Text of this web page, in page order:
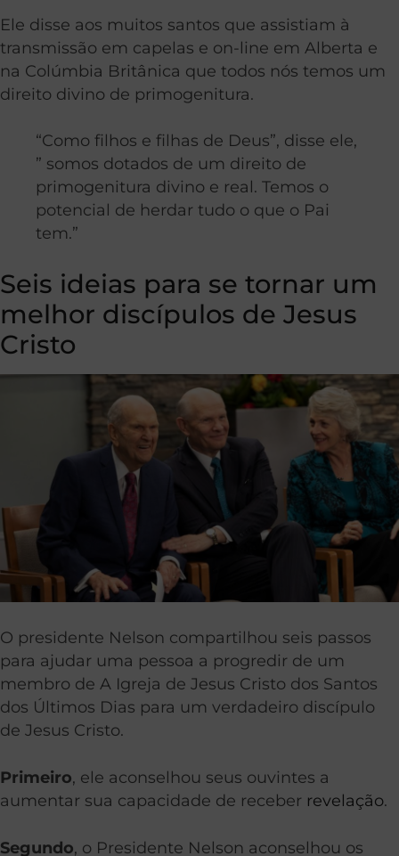
Ele disse aos muitos santos que assistiam à
transmissão em capelas e on-line em Alberta e
na Colúmbia Britânica que todos nós temos um
direito divino de primogenitura.
“Como filhos e filhas de Deus”, disse ele,
” somos dotados de um direito de
primogenitura divino e real. Temos o
potencial de herdar tudo o que o Pai
tem.”
Seis ideias para se tornar um
melhor discípulos de Jesus
Cristo
O presidente Nelson compartilhou seis passos
para ajudar uma pessoa a progredir de um
membro de A Igreja de Jesus Cristo dos Santos
dos Últimos Dias para um verdadeiro discípulo
de Jesus Cristo.
Primeiro, ele aconselhou seus ouvintes a
aumentar sua capacidade de receber revelação.
Segundo, o Presidente Nelson aconselhou os